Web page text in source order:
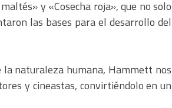
y «Cosecha roja», que no solo
las bases para el desarrollo del
la naturaleza humana, Hammett nos
y cineastas, convirtiéndolo en un